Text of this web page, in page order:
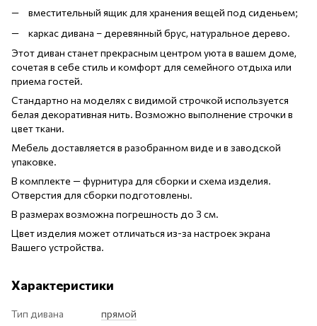
вместительный ящик для хранения вещей под сиденьем;
каркас дивана – деревянный брус, натуральное дерево.
Этот диван станет прекрасным центром уюта в вашем доме,
сочетая в себе стиль и комфорт для семейного отдыха или
приема гостей.
Стандартно на моделях с видимой строчкой используется
белая декоративная нить. Возможно выполнение строчки в
цвет ткани.
Мебель доставляется в разобранном виде и в заводской
упаковке.
В комплекте — фурнитура для сборки и схема изделия.
Отверстия для сборки подготовлены.
В размерах возможна погрешность до 3 см.
Цвет изделия может отличаться из-за настроек экрана
Вашего устройства.
Характеристики
Тип дивана
прямой